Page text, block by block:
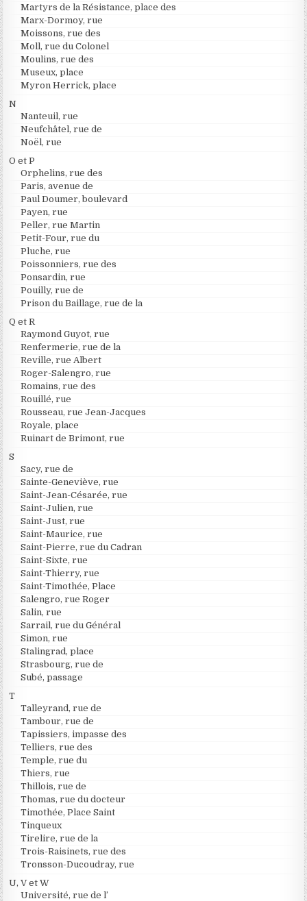
Martyrs de la Résistance, place des
Marx-Dormoy, rue
Moissons, rue des
Moll, rue du Colonel
Moulins, rue des
Museux, place
Myron Herrick, place
N
Nanteuil, rue
Neufchâtel, rue de
Noël, rue
O et P
Orphelins, rue des
Paris, avenue de
Paul Doumer, boulevard
Payen, rue
Peller, rue Martin
Petit-Four, rue du
Pluche, rue
Poissonniers, rue des
Ponsardin, rue
Pouilly, rue de
Prison du Baillage, rue de la
Q et R
Raymond Guyot, rue
Renfermerie, rue de la
Reville, rue Albert
Roger-Salengro, rue
Romains, rue des
Rouillé, rue
Rousseau, rue Jean-Jacques
Royale, place
Ruinart de Brimont, rue
S
Sacy, rue de
Sainte-Geneviève, rue
Saint-Jean-Césarée, rue
Saint-Julien, rue
Saint-Just, rue
Saint-Maurice, rue
Saint-Pierre, rue du Cadran
Saint-Sixte, rue
Saint-Thierry, rue
Saint-Timothée, Place
Salengro, rue Roger
Salin, rue
Sarrail, rue du Général
Simon, rue
Stalingrad, place
Strasbourg, rue de
Subé, passage
T
Talleyrand, rue de
Tambour, rue de
Tapissiers, impasse des
Telliers, rue des
Temple, rue du
Thiers, rue
Thillois, rue de
Thomas, rue du docteur
Timothée, Place Saint
Tinqueux
Tirelire, rue de la
Trois-Raisinets, rue des
Tronsson-Ducoudray, rue
U, V et W
Université, rue de l’